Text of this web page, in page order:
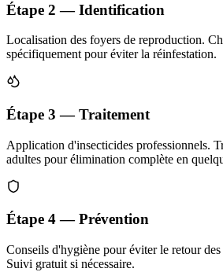
Étape 2 — Identification
Localisation des foyers de reproduction.
spécifiquement pour éviter la réinfestation.
Étape 3 — Traitement
Application d'insecticides professionnels.
adultes pour élimination complète en
Étape 4 — Prévention
Conseils d'hygiène pour éviter le retour
Suivi gratuit si nécessaire.